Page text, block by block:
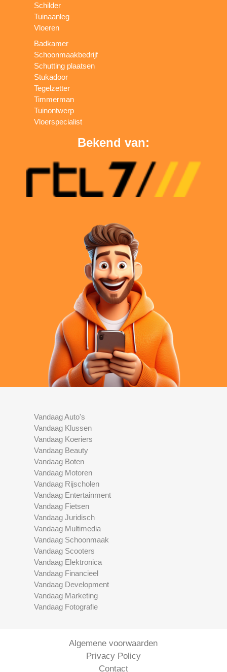
Schilder
Tuinaanleg
Vloeren
Badkamer
Schoonmaakbedrijf
Schutting plaatsen
Stukadoor
Tegelzetter
Timmerman
Tuinontwerp
Vloerspecialist
Bekend van:
Vandaag Auto's
Vandaag Klussen
Vandaag Koeriers
Vandaag Beauty
Vandaag Boten
Vandaag Motoren
Vandaag Rijscholen
Vandaag Entertainment
Vandaag Fietsen
Vandaag Juridisch
Vandaag Multimedia
Vandaag Schoonmaak
Vandaag Scooters
Vandaag Elektronica
Vandaag Financieel
Vandaag Development
Vandaag Marketing
Vandaag Fotografie
Algemene voorwaarden
Privacy Policy
Contact